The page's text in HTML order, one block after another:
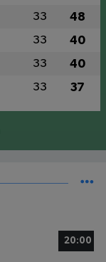
33 48
33 40
33 40
33 37
20:00